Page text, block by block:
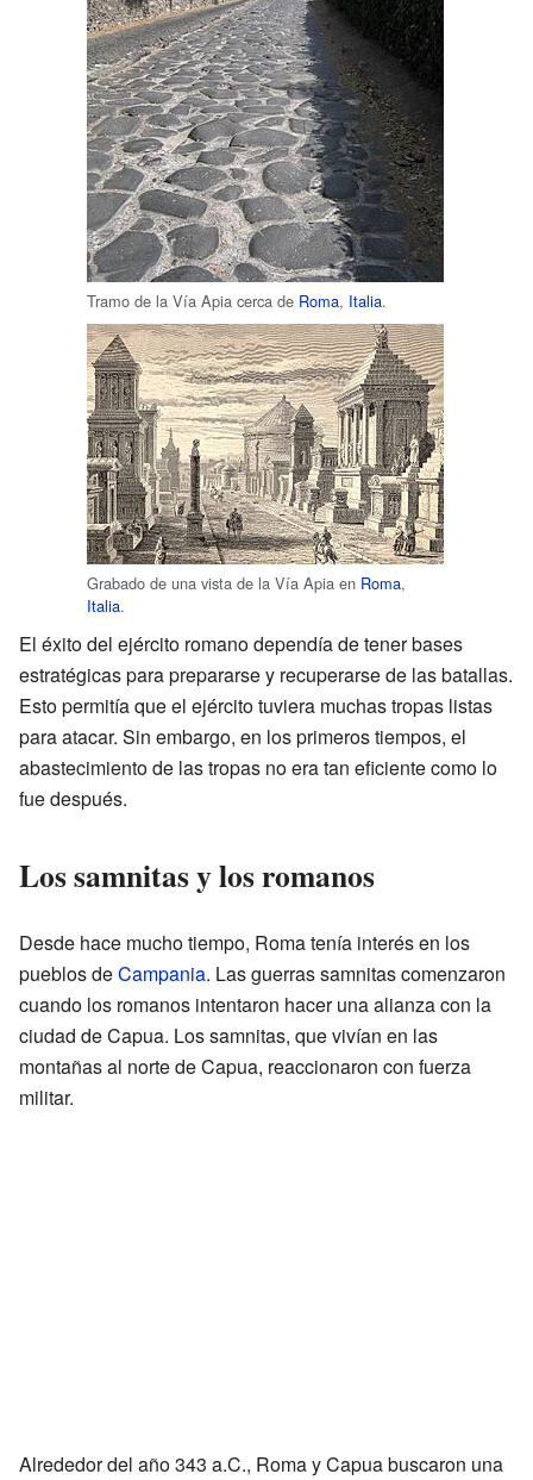
Tramo de la Vía Apia cerca de Roma, Italia.
Grabado de una vista de la Vía Apia en Roma,
Italia.
El éxito del ejército romano dependía de tener bases
estratégicas para prepararse y recuperarse de las batallas.
Esto permitía que el ejército tuviera muchas tropas listas
para atacar. Sin embargo, en los primeros tiempos, el
abastecimiento de las tropas no era tan eficiente como lo
fue después.
Los samnitas y los romanos
Desde hace mucho tiempo, Roma tenía interés en los
pueblos deCampania. Las guerras samnitas comenzaron
cuando los romanos intentaron hacer una alianza con la
ciudad de Capua. Los samnitas, que vivían en las
montañas al norte de Capua, reaccionaron con fuerza
militar.
Alrededor del año 343 a.C., Roma y Capua buscaron una